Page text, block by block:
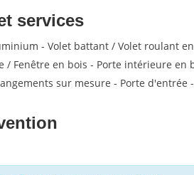
services
- Volet battant / Volet roulant
/ Fenêtre en bois - Porte intérieure
sur mesure - Porte d'entrée -